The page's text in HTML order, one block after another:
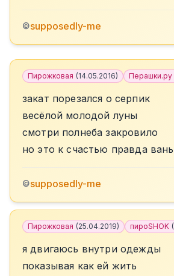
©supposedly-me
Пирожковая (14.05.2016) Перашки.ру
закат порезался о серпик
весёлой молодой луны
смотри полнеба закровило
но это к счастью правда вань
©supposedly-me
Пирожковая (25.04.2019) пироSHOK (
я двигаюсь внутри одежды
показывая как ей жить